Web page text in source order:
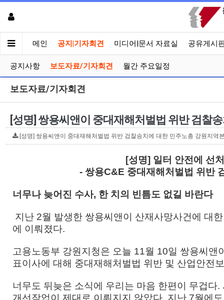
메인 공지|기자회견 미디어|문서 자료실 공유게시
공지사항 보도자료/기자회견 월간 주요일정
보도자료/기자회견
[성명] 쌍용씨앤이 중대재해처벌법 위반 검찰
[성명] 쌍용씨앤이 중대재해처벌법 위반 검찰송치에 대한 민주노총 강원지역
[성명] 일터 안전에 선
- 쌍용C&E 중대재해처벌법 위반
너무나 늦어진 수사, 한 치의 빈틈도 없길 바란다
지난 2월 발생한 쌍용씨앤이 산재사망사건에 대
에 이뤄졌다.
고용노동부 강원지청은 오늘 11월 10일 쌍용씨
표이사에 대해 중대재해처벌법 위반 및 산업안전
너무도 뒤늦은 소식에 우리는 마음 한편이 무겁
개선작업이 제대로 이뤄지지 않았다. 지난 7월에